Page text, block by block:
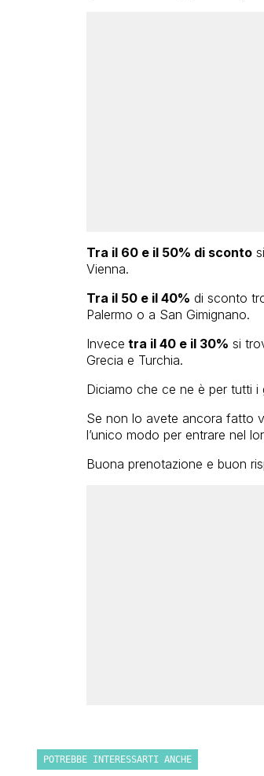
Tra il 60 e il 50% di scontosi
Vienna.
Tra il 50 e il 40% di sconto
Palermo o a San Gimignano.
Invece tra il 40 e il 30% si
Grecia e Turchia.
Diciamo che ce ne è per tutti i
Se non lo avete ancora fatto
l’unico modo per entrare nel
Buona prenotazione e buon
POTREBBE INTERESSARTI ANCHE